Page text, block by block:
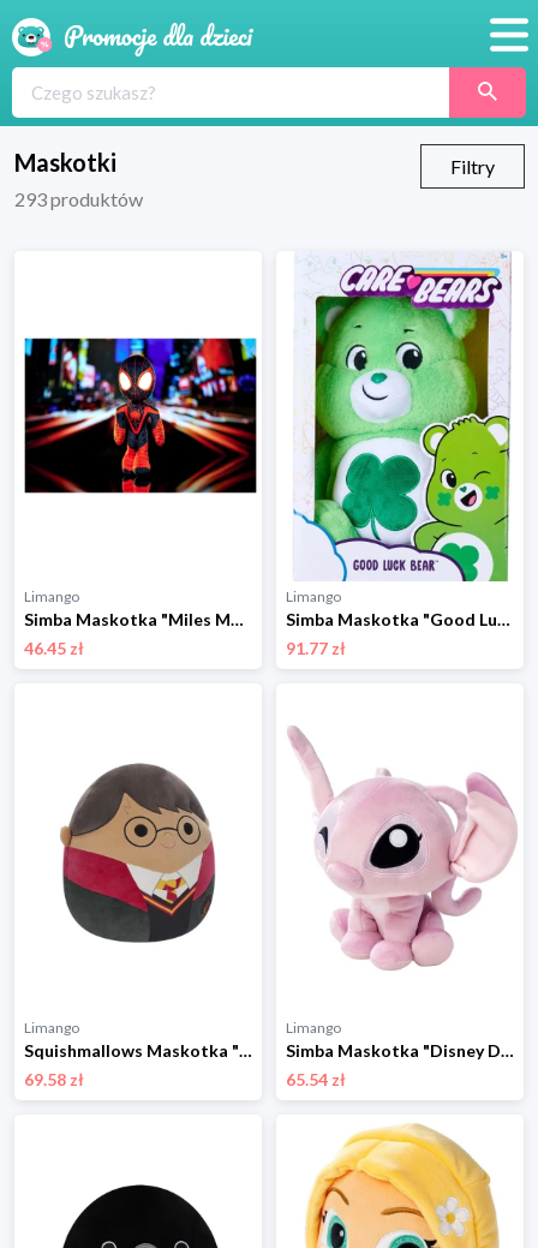
Wyprawka
Maskotki
Filtry
293produktów
Limango
Simba Maskotka "Miles Morales" - 0+ rozmiar: onesize
46.45 zł
Limango
Simba Maskotka "Good Luck Bear" - 0+ rozmiar: onesize
91.77 zł
Limango
Squishmallows Maskotka "Harry Potter" w kolorze czarno-czerwonym - 3+ rozmiar: onesize
69.58 zł
Limango
Simba Maskotka "Disney Doorables Angel" w kolorze jasnoróżowym - 0+ rozmiar: onesize
65.54 zł